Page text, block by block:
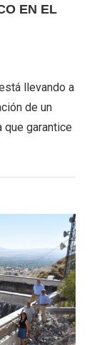
EN EL
llevando a
de un
garantice